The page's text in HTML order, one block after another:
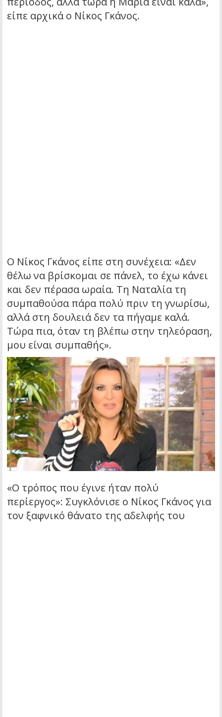
είπε αρχικά ο Νίκος Γκάνος.
Ο Νίκος Γκάνος είπε στη συνέχεια: «Δεν
θέλω να βρίσκομαι σε πάνελ, το έχω κάνει
και δεν πέρασα ωραία. Τη Ναταλία τη
συμπαθούσα πάρα πολύ πριν τη γνωρίσω,
αλλά στη δουλειά δεν τα πήγαμε καλά.
Τώρα πια, όταν τη βλέπω στην τηλεόραση,
μου είναι συμπαθής».
«Ο τρόπος που έγινε ήταν πολύ
περίεργος»: Συγκλόνισε ο Νίκος Γκάνος για
τον ξαφνικό θάνατο της αδελφής του